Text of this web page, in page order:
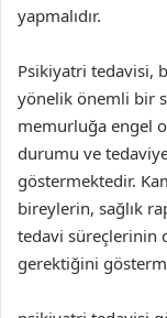
yapmalıdır.
Psikiyatri tedavisi,
yönelik önemli bir
memurluğa engel
durumu ve
göstermektedir.
bireylerin, sağlık
tedavi süreçlerinin
gerektiğini